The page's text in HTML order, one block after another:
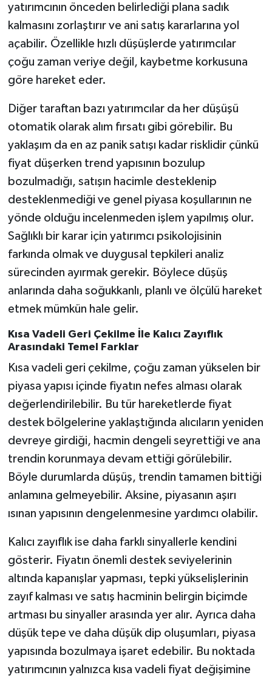
yatırımcının önceden belirlediği plana sadık
kalmasını zorlaştırır ve ani satış kararlarına yol
açabilir. Özellikle hızlı düşüşlerde yatırımcılar
çoğu zaman veriye değil, kaybetme korkusuna
göre hareket eder.
Diğer taraftan bazı yatırımcılar da her düşüşü
otomatik olarak alım fırsatı gibi görebilir. Bu
yaklaşım da en az panik satışı kadar risklidir çünkü
fiyat düşerken trend yapısının bozulup
bozulmadığı, satışın hacimle desteklenip
desteklenmediği ve genel piyasa koşullarının ne
yönde olduğu incelenmeden işlem yapılmış olur.
Sağlıklı bir karar için yatırımcı psikolojisinin
farkında olmak ve duygusal tepkileri analiz
sürecinden ayırmak gerekir. Böylece düşüş
anlarında daha soğukkanlı, planlı ve ölçülü hareket
etmek mümkün hale gelir.
Kısa Vadeli Geri Çekilme İle Kalıcı Zayıflık
Arasındaki Temel Farklar
Kısa vadeli geri çekilme, çoğu zaman yükselen bir
piyasa yapısı içinde fiyatın nefes alması olarak
değerlendirilebilir. Bu tür hareketlerde fiyat
destek bölgelerine yaklaştığında alıcıların yeniden
devreye girdiği, hacmin dengeli seyrettiği ve ana
trendin korunmaya devam ettiği görülebilir.
Böyle durumlarda düşüş, trendin tamamen bittiği
anlamına gelmeyebilir. Aksine, piyasanın aşırı
ısınan yapısının dengelenmesine yardımcı olabilir.
Kalıcı zayıflık ise daha farklı sinyallerle kendini
gösterir. Fiyatın önemli destek seviyelerinin
altında kapanışlar yapması, tepki yükselişlerinin
zayıf kalması ve satış hacminin belirgin biçimde
artması bu sinyaller arasında yer alır. Ayrıca daha
düşük tepe ve daha düşük dip oluşumları, piyasa
yapısında bozulmaya işaret edebilir. Bu noktada
yatırımcının yalnızca kısa vadeli fiyat değişimine